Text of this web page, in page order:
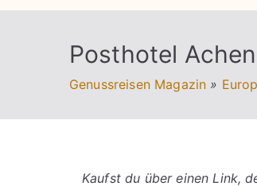
Posthotel
Genussreisen Magazin »
Kaufst du über einen Link,